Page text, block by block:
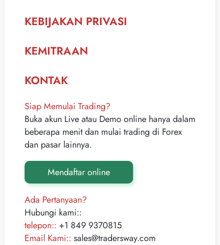
KEBIJAKAN PRIVASI
KEMITRAAN
KONTAK
Siap Memulai Trading?
Buka akun Live atau Demo online hanya dalam
beberapa menit dan mulai trading di Forex
dan pasar lainnya.
Mendaftar online
Ada Pertanyaan?
Hubungi kami::
telepon:: +1 849 9370815
Email Kami:: sales@tradersway.com